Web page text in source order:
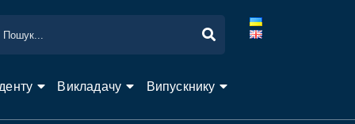
Викладачу Випускнику